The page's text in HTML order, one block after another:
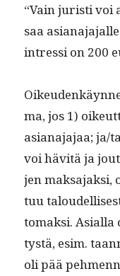
“Vain juristi voi
saa
intres­si on 200
ma, jos 1)
asiana­ja­jaa; ja/
voi hävitä ja
jen mak­sa­jak­si,
tuu
tomak­si.
tys­tä, esim.
oli pää